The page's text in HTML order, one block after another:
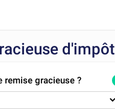
d'impôt
remise gracieuse ?